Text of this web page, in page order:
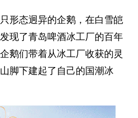
形态迥异的企鹅，在白雪皑
现了青岛啤酒冰工厂的百年
鹅们带着从冰工厂收获的灵
脚下建起了自己的国潮冰